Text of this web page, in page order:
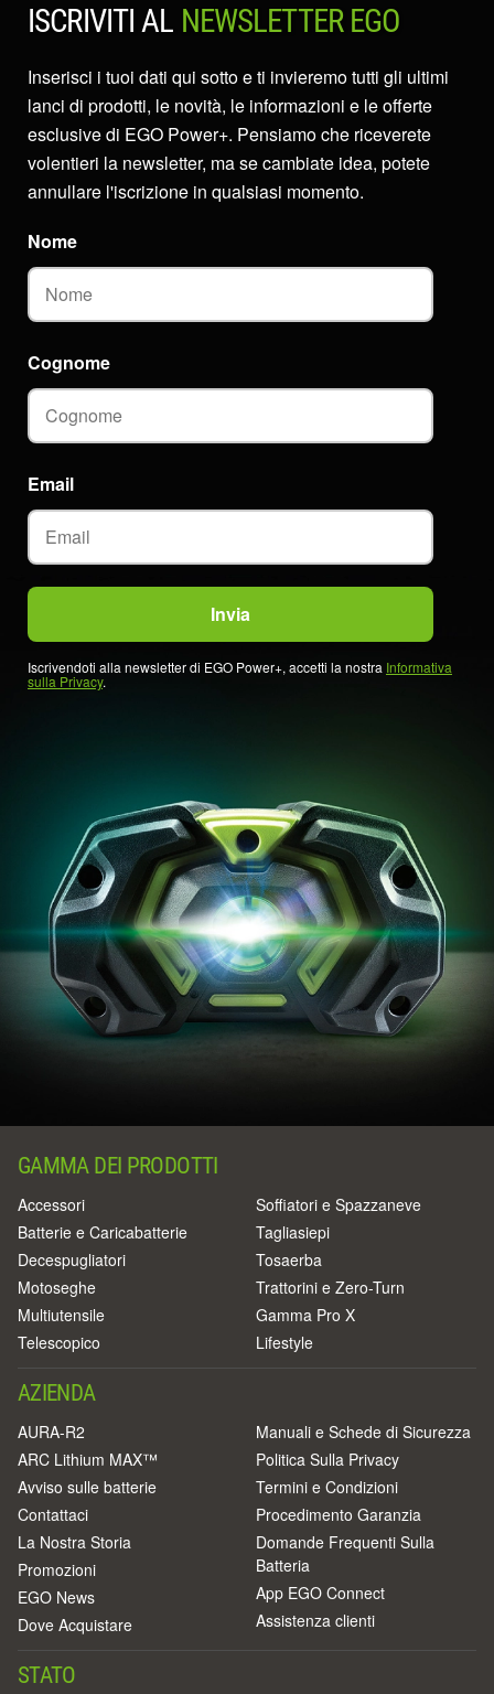
ISCRIVITI AL NEWSLETTER EGO
Inserisci i tuoi dati qui sotto e ti invieremo tutti gli ultimi
lanci di prodotti, le novità, le informazioni e le offerte
esclusive di EGO Power+. Pensiamo che riceverete
volentieri la newsletter, ma se cambiate idea, potete
annullare l'iscrizione in qualsiasi momento.
Email
Nome
Cognome
Iscrivendoti alla newsletter di EGO Power+, accetti la nostra Informativa
sulla Privacy.
GAMMA DEI PRODOTTI
Accessori
Batterie e Caricabatterie
Decespugliatori
Motoseghe
Multiutensile
Telescopico
Soffiatori e Spazzaneve
Tagliasiepi
Tosaerba
Trattorini e Zero-Turn
Gamma Pro X
Lifestyle
AZIENDA
AURA-R2
ARC Lithium MAX™
Avviso sulle batterie
Contattaci
La Nostra Storia
Promozioni
EGO News
Dove Acquistare
Manuali e Schede di Sicurezza
Politica Sulla Privacy
Termini e Condizioni
Procedimento Garanzia
Domande Frequenti Sulla
Batteria
App EGO Connect
Assistenza clienti
STATO